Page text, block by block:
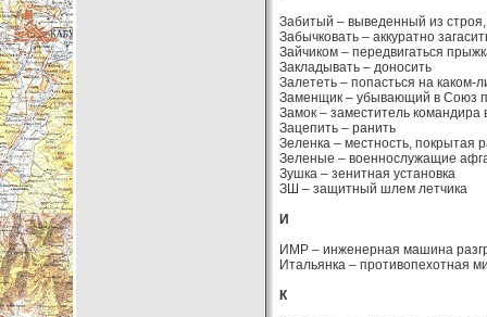
Забитый – выведенный из
Забычковать – аккуратно
Зайчиком – передвигаться
Закладывать – доносить
Залететь – попасться на каком-
Заменщик – убывающий в Союз
Замок – заместитель командира
Зацепить – ранить
Зеленка – местность, покрытая
Зеленые – военнослужащие
Зушка – зенитная установка
ЗШ – защитный шлем летчика
И
ИМР – инженерная машина
Итальянка – противопехотная
К